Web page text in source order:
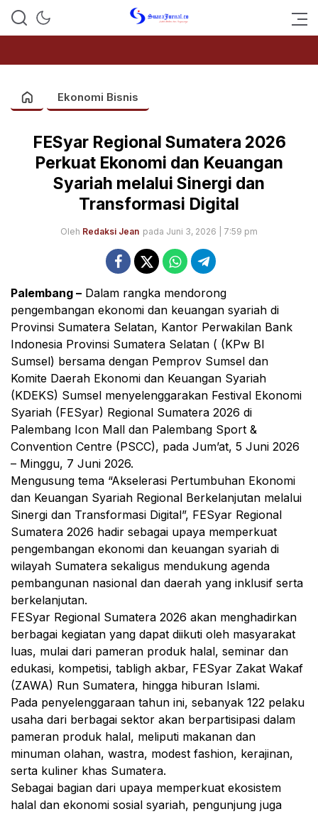
SUARAJURNAL.CO
Ekonomi Bisnis
FESyar Regional Sumatera 2026
Perkuat Ekonomi dan Keuangan
Syariah melalui Sinergi dan
Transformasi Digital
Oleh Redaksi Jean pada Juni 3, 2026 | 7:59 pm
Palembang – Dalam rangka mendorong
pengembangan ekonomi dan keuangan syariah di
Provinsi Sumatera Selatan, Kantor Perwakilan Bank
Indonesia Provinsi Sumatera Selatan ( (KPw BI
Sumsel) bersama dengan Pemprov Sumsel dan
Komite Daerah Ekonomi dan Keuangan Syariah
(KDEKS) Sumsel menyelenggarakan Festival Ekonomi
Syariah (FESyar) Regional Sumatera 2026 di
Palembang Icon Mall dan Palembang Sport &
Convention Centre (PSCC), pada Jum’at, 5 Juni 2026
– Minggu, 7 Juni 2026.
Mengusung tema “Akselerasi Pertumbuhan Ekonomi
dan Keuangan Syariah Regional Berkelanjutan melalui
Sinergi dan Transformasi Digital”, FESyar Regional
Sumatera 2026 hadir sebagai upaya memperkuat
pengembangan ekonomi dan keuangan syariah di
wilayah Sumatera sekaligus mendukung agenda
pembangunan nasional dan daerah yang inklusif serta
berkelanjutan.
FESyar Regional Sumatera 2026 akan menghadirkan
berbagai kegiatan yang dapat diikuti oleh masyarakat
luas, mulai dari pameran produk halal, seminar dan
edukasi, kompetisi, tabligh akbar, FESyar Zakat Wakaf
(ZAWA) Run Sumatera, hingga hiburan Islami.
Pada penyelenggaraan tahun ini, sebanyak 122 pelaku
usaha dari berbagai sektor akan berpartisipasi dalam
pameran produk halal, meliputi makanan dan
minuman olahan, wastra, modest fashion, kerajinan,
serta kuliner khas Sumatera.
Sebagai bagian dari upaya memperkuat ekosistem
halal dan ekonomi sosial syariah, pengunjung juga